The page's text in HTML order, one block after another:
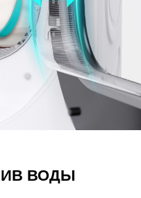
ВОДЫ